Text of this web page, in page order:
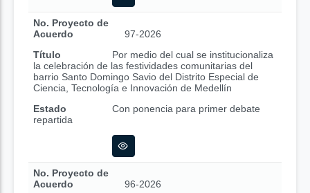
No. Proyecto de
Acuerdo
97-2026
Título
Por medio del cual se institucionaliza
la celebración de las festividades comunitarias del
barrio Santo Domingo Savio del Distrito Especial de
Ciencia, Tecnología e Innovación de Medellín
Estado
Con ponencia para primer debate
repartida
No. Proyecto de
Acuerdo
96-2026